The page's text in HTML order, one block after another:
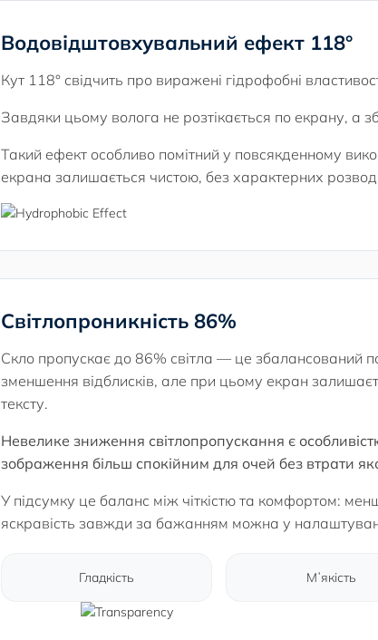
Водовідштовхувальний ефект 118°
Кут 118° свідчить про виражені гідрофобні
Завдяки цьому волога не розтікається по екрану, а
Такий ефект особливо помітний у повсякденному
екрана залишається чистою, без характерних
Світлопроникність 86%
Скло пропускає до 86% світла — це збалансований
зменшення відблисків, але при цьому екран
тексту.
Невелике зниження світлопропускання є
зображення більш спокійним для очей без втрати
У підсумку це баланс між чіткістю та комфортом:
яскравість завжди за бажанням можна у
Гладкість Мʼякість